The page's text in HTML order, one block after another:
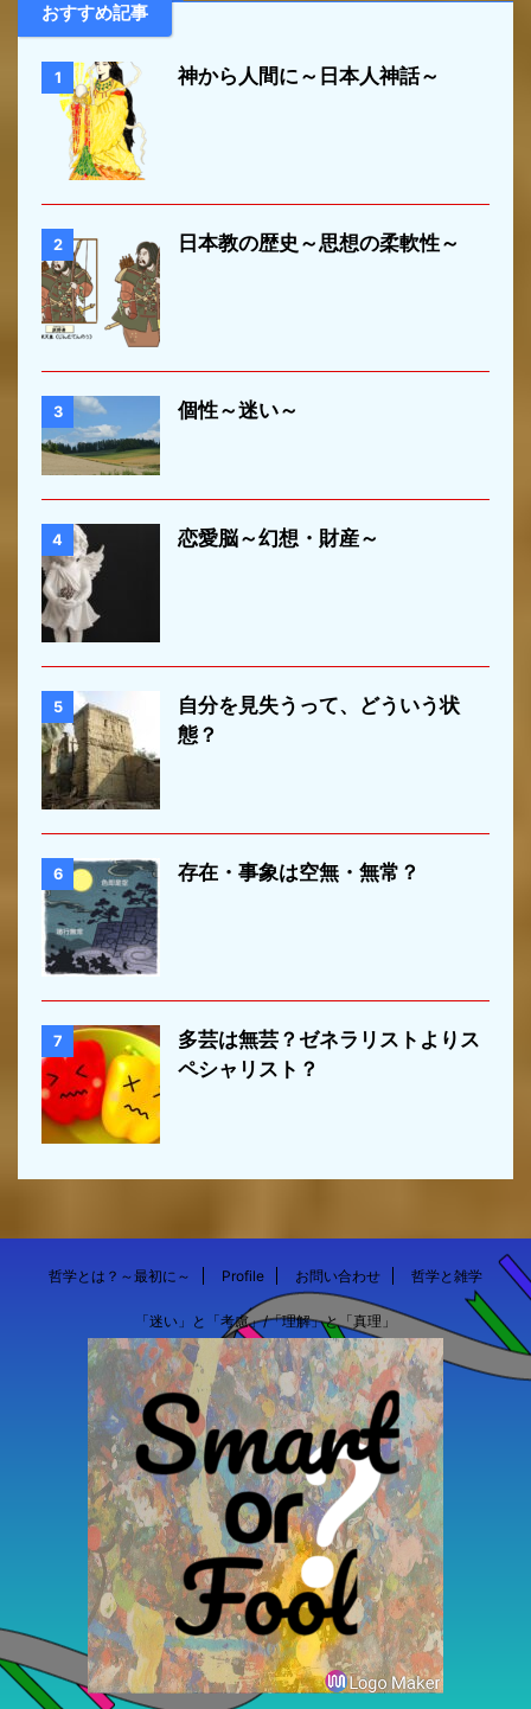
おすすめ記事
1 神から人間に～日本人神話～
2 日本教の歴史～思想の柔軟性～
3 個性～迷い～
4 恋愛脳～幻想・財産～
5
自分を見失うって、どういう状
態？
6 存在・事象は空無・無常？
7
多芸は無芸？ゼネラリストよりス
ペシャリスト？
哲学とは？～最初に～ Profile お問い合わせ 哲学と雑学
「迷い」と「考慮」/「理解」と「真理」